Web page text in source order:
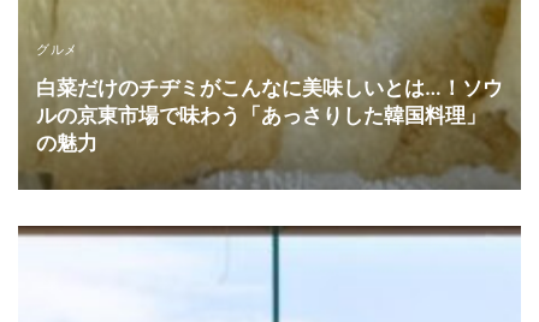
グルメ
白菜だけのチヂミがこんなに美味しいとは…！ソウ
ルの京東市場で味わう「あっさりした韓国料理」
の魅力